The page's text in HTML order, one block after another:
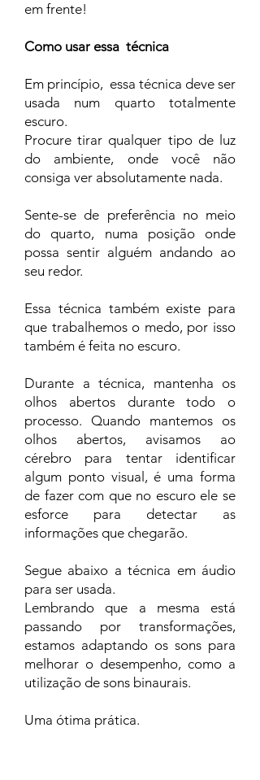
em frente!
Como usar essa técnica
Em princípio, essa técnica deve ser
usada num quarto totalmente
escuro.
Procure tirar qualquer tipo de luz
do ambiente, onde você não
consiga ver absolutamente nada.
Sente-se de preferência no meio
do quarto, numa posição onde
possa sentir alguém andando ao
seu redor.
Essa técnica também existe para
que trabalhemos o medo, por isso
também é feita no escuro.
Durante a técnica, mantenha os
olhos abertos durante todo o
processo. Quando mantemos os
olhos abertos, avisamos ao
cérebro para tentar identificar
algum ponto visual, é uma forma
de fazer com que no escuro ele se
esforce para detectar as
informações que chegarão.
Segue abaixo a técnica em áudio
para ser usada.
Lembrando que a mesma está
passando por transformações,
estamos adaptando os sons para
melhorar o desempenho, como a
utilização de sons binaurais.
Uma ótima prática.